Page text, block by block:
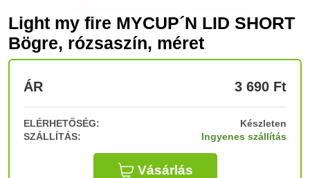
Light my fire MYCUP´N LID SHORT
Bögre, rózsaszín, méret
ÁR 3 690 Ft
ELÉRHETŐSÉG:
Készleten
SZÁLLÍTÁS:
Ingyenes szállítás
Vásárlás